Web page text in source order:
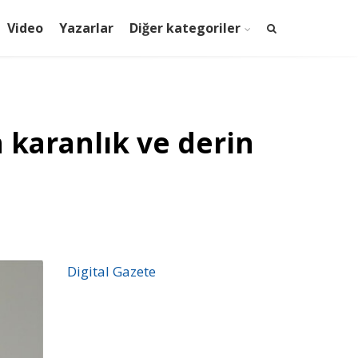
Video Yazarlar Diğer kategoriler
karanlık ve derin
Digital Gazete